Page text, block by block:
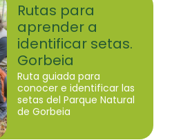
Rutas para
aprender a
identificar setas.
Gorbeia
Ruta guiada para
conocer e identificar las
setas del Parque Natural
de Gorbeia